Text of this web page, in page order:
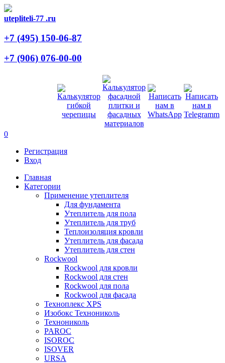
utepliteli-77 .ru
+7 (495) 150-06-87
+7 (906) 076-00-00
0
Регистрация
Вход
Главная
Категории
Применение утеплителя
Для фундамента
Утеплитель для пола
Утеплитель для труб
Теплоизоляция кровли
Утеплитель для фасада
Утеплитель для стен
Rockwool
Rockwool для кровли
Rockwool для стен
Rockwool для пола
Rockwool для фасада
Техноплекс XPS
Изобокс Технониколь
Технониколь
PAROC
ISOROC
ISOVER
URSA